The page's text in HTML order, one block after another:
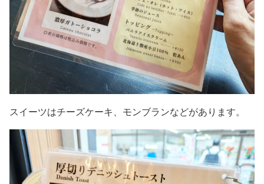
スイーツはチーズケーキ、モンブランなどがあります。